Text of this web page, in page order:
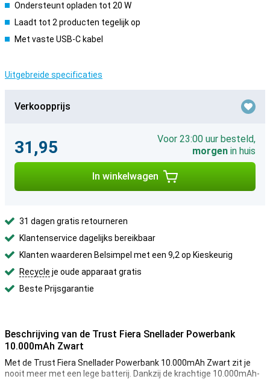
Ondersteunt opladen tot 20 W
Laadt tot 2 producten tegelijk op
Met vaste USB-C kabel
Uitgebreide specificaties
Verkoopprijs
31,95
Voor 23:00 uur besteld,
morgen in huis
In winkelwagen
31 dagen gratis retourneren
Klantenservice dagelijks bereikbaar
Klanten waarderen Belsimpel met een 9,2 op Kieskeurig
Recycle je oude apparaat gratis
Beste Prijsgarantie
Beschrijving van de Trust Fiera Snellader Powerbank
10.000mAh Zwart
Met de Trust Fiera Snellader Powerbank 10.000mAh Zwart zit je
nooit meer met een lege batterij. Dankzij de krachtige 10.000mAh-